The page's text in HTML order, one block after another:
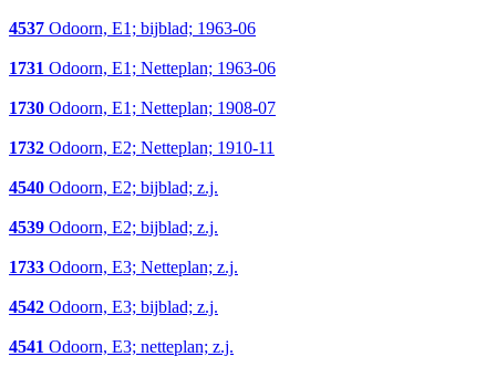
4537 Odoorn, E1; bijblad; 1963-06
1731 Odoorn, E1; Netteplan; 1963-06
1730 Odoorn, E1; Netteplan; 1908-07
1732 Odoorn, E2; Netteplan; 1910-11
4540 Odoorn, E2; bijblad; z.j.
4539 Odoorn, E2; bijblad; z.j.
1733 Odoorn, E3; Netteplan; z.j.
4542 Odoorn, E3; bijblad; z.j.
4541 Odoorn, E3; netteplan; z.j.